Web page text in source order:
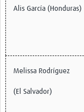
Pathfinder Perú
Mapa Interactivo
LAC Foro
Impacto
Alis García (Honduras)
Melissa Rodríguez
(El Salvador)